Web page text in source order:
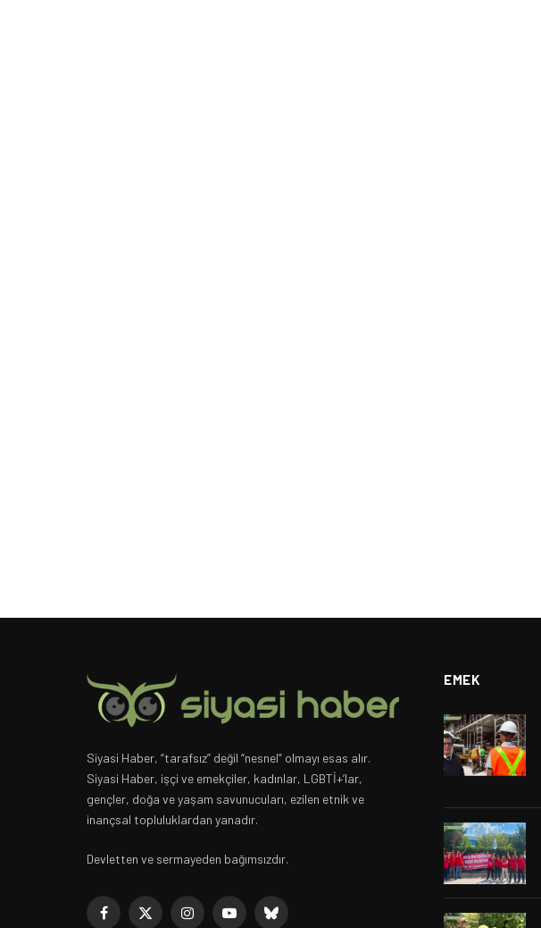
Siyasi Haber, “tarafsız” değil “nesnel” olmayı esas alır.
Siyasi Haber, işçi ve emekçiler, kadınlar, LGBTİ+’lar,
gençler, doğa ve yaşam savunucuları, ezilen etnik ve
inançsal topluluklardan yanadır.
Devletten ve sermayeden bağımsızdır.
Facebook
X InstagramYouTubeBluesky
EMEK